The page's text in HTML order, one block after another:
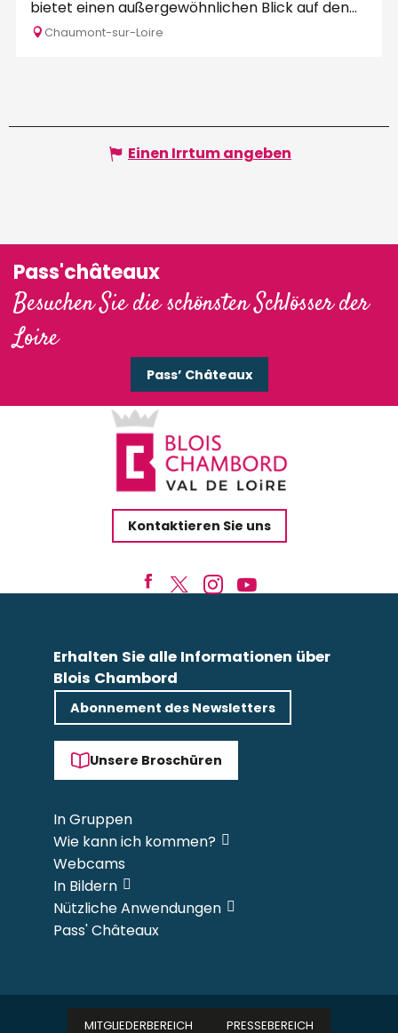
bietet einen außergewöhnlichen Blick auf den...
Chaumont-sur-Loire
Einen Irrtum angeben
Pass'châteaux
Besuchen Sie die schönsten Schlösser der
Loire
Pass’ Châteaux
Kontaktieren Sie uns
Erhalten Sie alle Informationen über
Blois Chambord
Abonnement des Newsletters
Unsere Broschüren
In Gruppen
Wie kann ich kommen?
Webcams
In Bildern
Nützliche Anwendungen
Pass' Châteaux
MITGLIEDERBEREICH PRESSEBEREICH